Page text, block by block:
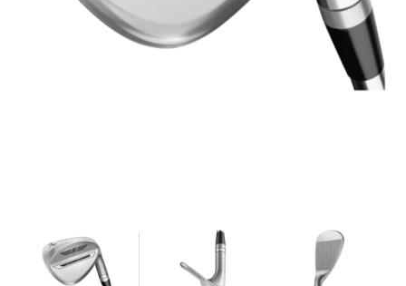
Handschuhe
Bags